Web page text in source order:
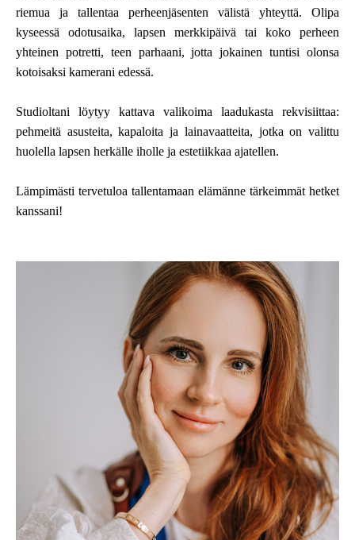
riemua ja tallentaa perheenjäsenten välistä yhteyttä. Olipa
kyseessä odotusaika, lapsen merkkipäivä tai koko perheen
yhteinen potretti, teen parhaani, jotta jokainen tuntisi olonsa
kotoisaksi kamerani edessä.
Studioltani löytyy kattava valikoima laadukasta rekvisiittaa:
pehmeitä asusteita, kapaloita ja lainavaatteita, jotka on valittu
huolella lapsen herkälle iholle ja estetiikkaa ajatellen.
Lämpimästi tervetuloa tallentamaan elämänne tärkeimmät hetket
kanssani!